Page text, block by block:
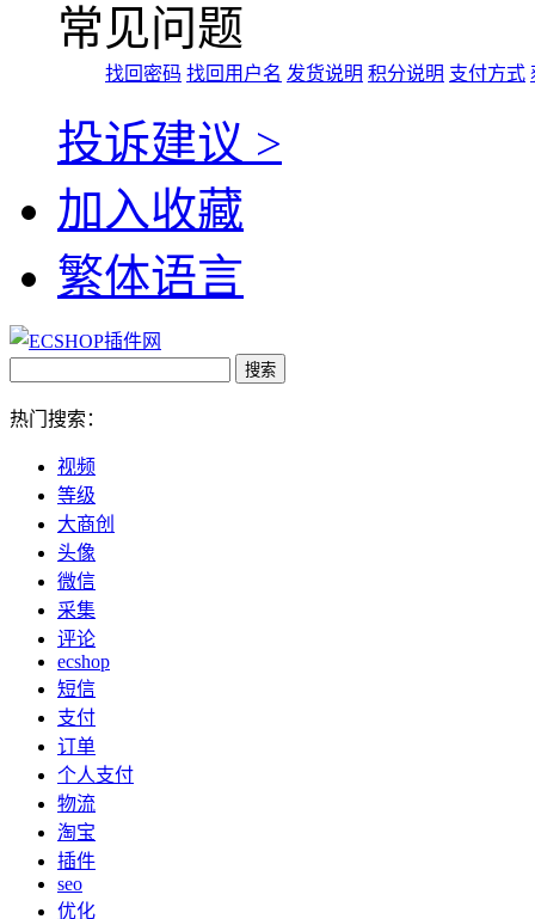
常见问题
找回密码 找回用户名 发货说明 积分说明 支付方式
投诉建议 >
加入收藏
繁体语言
热门搜索：
视频
等级
大商创
头像
微信
采集
评论
ecshop
短信
支付
订单
个人支付
物流
淘宝
插件
seo
优化